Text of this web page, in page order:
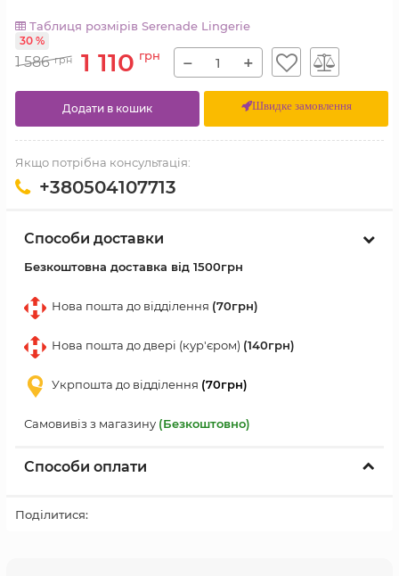
Таблиця розмірів Serenade Lingerie
1 586 грн 1 110 грн
30 %
− +
Додати в кошик Швидке замовлення
Якщо потрібна консультація:
+380504107713
Способи доставки
Безкоштовна доставка від 1500грн
Нова пошта до відділення (70грн)
Нова пошта до двері (кур'єром) (140грн)
Укрпошта до відділення (70грн)
Самовивіз з магазину (Безкоштовно)
Способи оплати
Поділитися: